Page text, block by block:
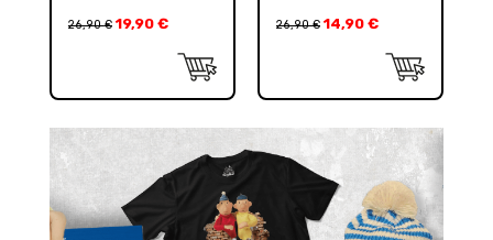
26,90€ 19,90 € 26,90€ 14,90 €